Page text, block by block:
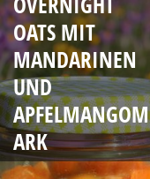
OATS MIT
MANDARINEN
UND
APFELMANGOM
ARK